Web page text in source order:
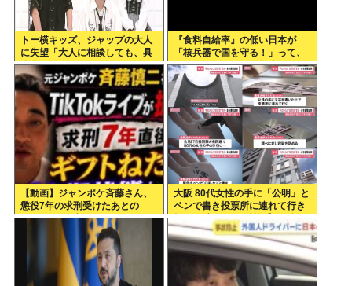
トー横キッズ、ジャップの大人
に失望「大人に相談しても、具
体的に何もしてくれない。結果
的に傷つく。福祉は自由が奪わ
れる」
『食料自給率』の低い日本が
「核兵器で国を守る！」って、
頭おかしくね？食べ物止められ
たら終わりじゃん
【動画】ジャンポケ斉藤さん、
懲役7年の求刑受けたあとの
TikTokライブ配信がヤバすぎる
と話題にwww
大阪 80代女性の手に「公明」と
ペンで書き投票所に連れて行き
投票干渉 60女を送検【いさ酒
場】